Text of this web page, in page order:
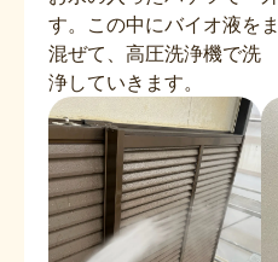
す。この中にバイオ液を
混ぜて、高圧洗浄機で洗
浄していきます。